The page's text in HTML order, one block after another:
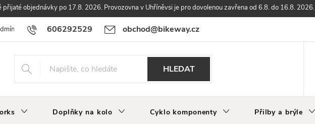
objednávky po 17.8. 2026. Provozovna v Uhříněvsi je pro dovolenou zavřena od 6.8. do 16.8. 2026.
606292529 obchod@bikeway.cz
Podmínky ochrany osobních údajů Vrácení a reklamace zboží
HLEDAT
Doplňky na kolo Cyklo komponenty Přilby a brýle